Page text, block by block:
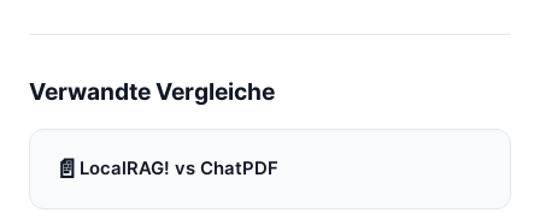
Verwandte Vergleiche
📄 LocalRAG! vs ChatPDF